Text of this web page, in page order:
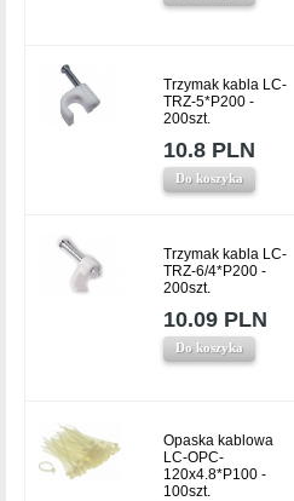
Trzymak kabla LC-
TRZ-5*P200 -
200szt.
10.8 PLN
Do koszyka
Trzymak kabla LC-
TRZ-6/4*P200 -
200szt.
10.09 PLN
Do koszyka
Opaska kablowa
LC-OPC-
120x4.8*P100 -
100szt.